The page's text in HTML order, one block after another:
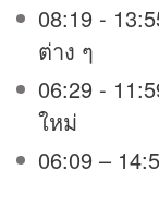
08:19 -
ต่าง ๆ
06:29 -
ใหม่
06:09 –